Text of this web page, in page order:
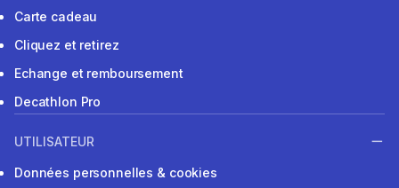
Carte cadeau
Cliquez et retirez
Echange et remboursement
Decathlon Pro
UTILISATEUR
Données personnelles & cookies